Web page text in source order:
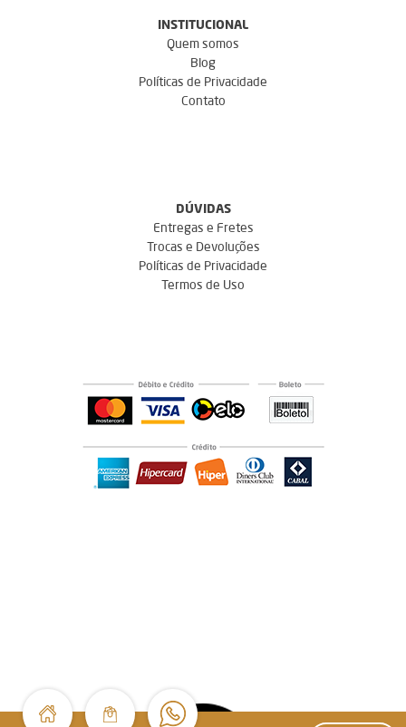
INSTITUCIONAL
Quem somos
Blog
Políticas de Privacidade
Contato
DÚVIDAS
Entregas e Fretes
Trocas e Devoluções
Políticas de Privacidade
Termos de Uso